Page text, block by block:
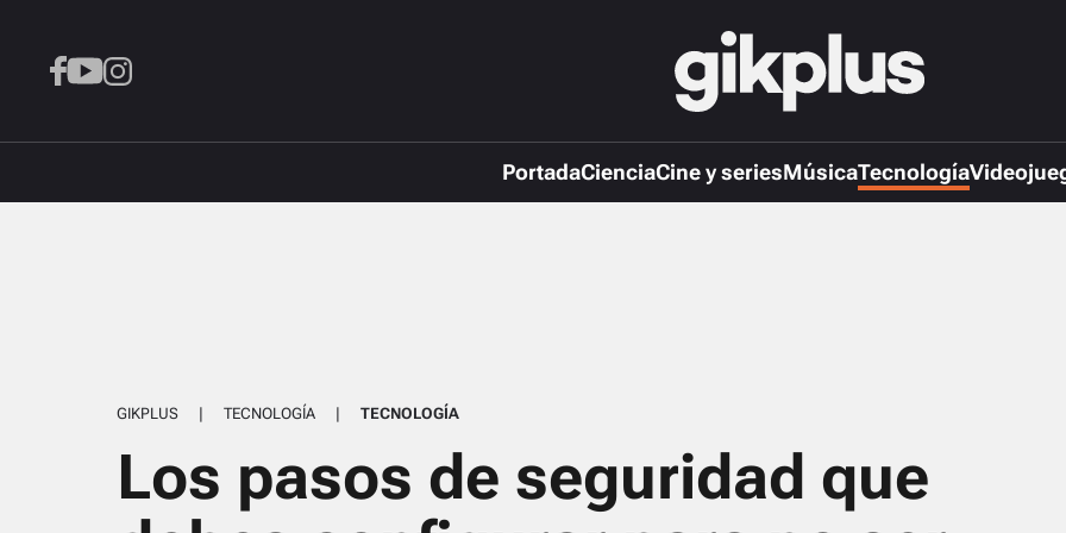
PortadaCienciaCine y seriesMúsicaTecnología
GIKPLUS | TECNOLOGÍA | TECNOLOGÍA
Los pasos de seguridad que